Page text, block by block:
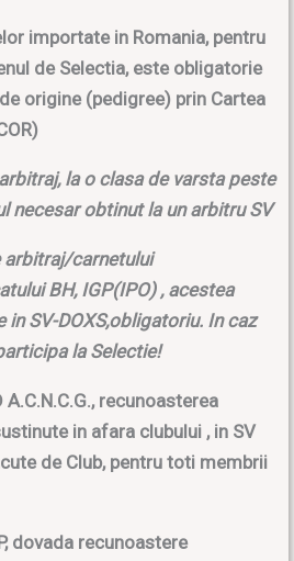
importate in Romania, pentru
de Selectia, este obligatorie
origine (pedigree) prin Cartea
la o clasa de varsta peste
necesar obtinut la un arbitru SV
arbitraj/carnetului
BH, IGP(IPO) , acestea
SV-DOXS,obligatoriu. In caz
la Selectie!
recunoasterea
in afara clubului , in SV
de Club, pentru toti membrii
dovada recunoastere